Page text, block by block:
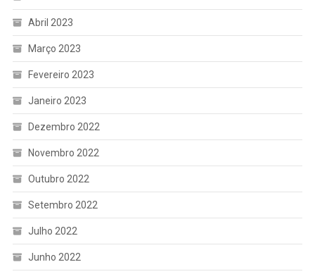
Abril 2023
Março 2023
Fevereiro 2023
Janeiro 2023
Dezembro 2022
Novembro 2022
Outubro 2022
Setembro 2022
Julho 2022
Junho 2022